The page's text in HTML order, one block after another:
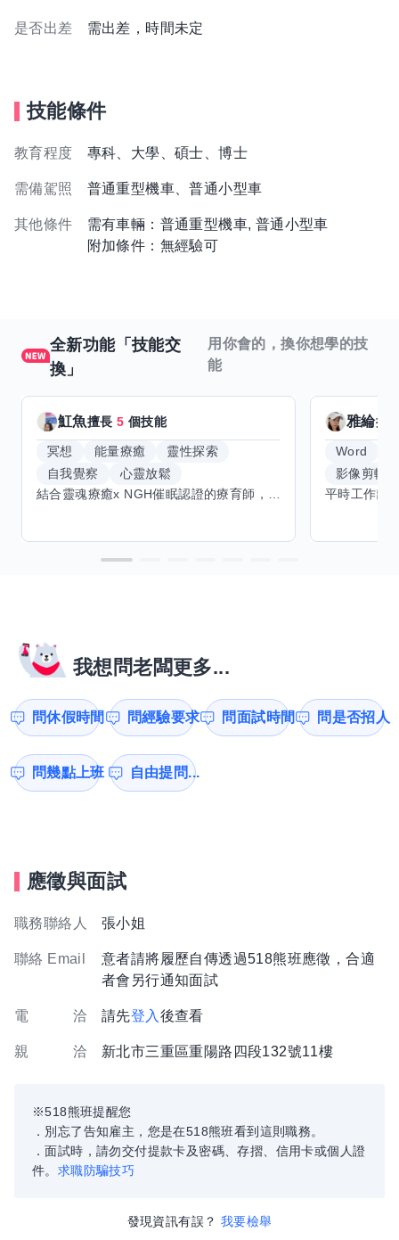
是否出差 需出差，時間未定
技能條件
教育程度 專科、大學、碩士、博士
需備駕照 普通重型機車、普通小型車
其他條件
需有車輛：普通重型機車, 普通小型車
附加條件：無經驗可
全新功能「技能交
換」
用你會的，換你想學的技
能
魟魚擅長5 個技能
冥想 能量療癒
靈性探索
自我覺察
心靈放鬆
雅綸擅
Word
影像剪輯
我想問老闆更多...
問休假時間 問經驗要求 問面試時間 問是否招人
問幾點上班 自由提問...
應徵與面試
職務聯絡人 張小姐
聯絡 Email
意者請將履歷自傳透過518熊班應徵，合適
者會另行通知面試
電 洽 請先登入 後查看
親 洽 新北市三重區重陽路四段132號11樓
※518熊班提醒您
．別忘了告知雇主，您是在518熊班看到這則職務。
．面試時，請勿交付提款卡及密碼、存摺、信用卡或個人證
件。 求職防騙技巧
發現資訊有誤？ 我要檢舉